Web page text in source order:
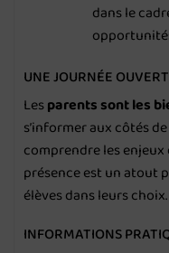
dans le
UNE JOURNÉE
Lesparents sont les
s’informer aux côtés
comprendre les
présence est un atout
élèves dans leurs choix.
INFORMATIONS